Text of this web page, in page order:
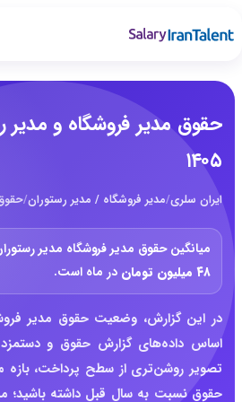
حقوق مدیر فروشگاه و مدیر
۱۴۰۵
ایران سلری/مدیر فروشگاه / مدیر رستوران/
میانگین حقوق مدیر فروشگاه مدیر رستوران در
۴۸ میلیون تومان
در ماه است.
در این گزارش، وضعیت حقوق مدیر
تصویر روشن‌تری از سطح پرداخت، بازه
حقوق نسبت به سال قبل داشته باشید؛